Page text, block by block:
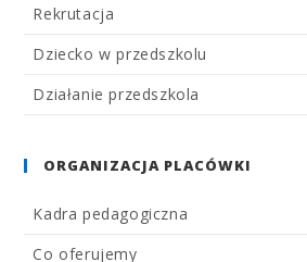
Rekrutacja
Dziecko w przedszkolu
Działanie przedszkola
ORGANIZACJA PLACÓWKI
Kadra pedagogiczna
Co oferujemy